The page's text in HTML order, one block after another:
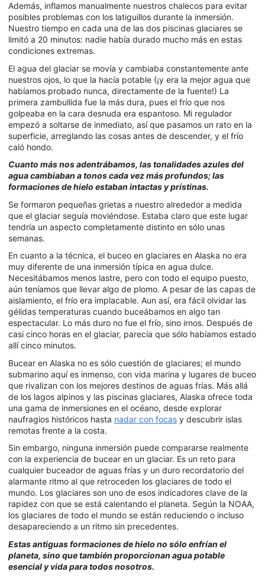
Además, inflamos manualmente nuestros chalecos para evitar
posibles problemas con los latiguillos durante la inmersión.
Nuestro tiempo en cada una de las dos piscinas glaciares se
limitó a 20 minutos: nadie había durado mucho más en estas
condiciones extremas.
El agua del glaciar se movía y cambiaba constantemente ante
nuestros ojos, lo que la hacía potable (¡y era la mejor agua que
habíamos probado nunca, directamente de la fuente!) La
primera zambullida fue la más dura, pues el frío que nos
golpeaba en la cara desnuda era espantoso. Mi regulador
empezó a soltarse de inmediato, así que pasamos un rato en la
superficie, arreglando las cosas antes de descender, y el frío
caló hondo.
Cuanto más nos adentrábamos, las tonalidades azules del
agua cambiaban a tonos cada vez más profundos; las
formaciones de hielo estaban intactas y prístinas.
Se formaron pequeñas grietas a nuestro alrededor a medida
que el glaciar seguía moviéndose. Estaba claro que este lugar
tendría un aspecto completamente distinto en sólo unas
semanas.
En cuanto a la técnica, el buceo en glaciares en Alaska no era
muy diferente de una inmersión típica en agua dulce.
Necesitábamos menos lastre, pero con todo el equipo puesto,
aún teníamos que llevar algo de plomo. A pesar de las capas de
aislamiento, el frío era implacable. Aun así, era fácil olvidar las
gélidas temperaturas cuando buceábamos en algo tan
espectacular. Lo más duro no fue el frío, sino irnos. Después de
casi cinco horas en el glaciar, parecía que sólo habíamos estado
allí cinco minutos.
Bucear en Alaska no es sólo cuestión de glaciares; el mundo
submarino aquí es inmenso, con vida marina y lugares de buceo
que rivalizan con los mejores destinos de aguas frías. Más allá
de los lagos alpinos y las piscinas glaciares, Alaska ofrece toda
una gama de inmersiones en el océano, desde explorar
naufragios históricos hasta nadar con focas y descubrir islas
remotas frente a la costa.
Sin embargo, ninguna inmersión puede compararse realmente
con la experiencia de bucear en un glaciar. Es un reto para
cualquier buceador de aguas frías y un duro recordatorio del
alarmante ritmo al que retroceden los glaciares de todo el
mundo. Los glaciares son uno de esos indicadores clave de la
rapidez con que se está calentando el planeta. Según la NOAA,
los glaciares de todo el mundo se están reduciendo o incluso
desapareciendo a un ritmo sin precedentes.
Estasantiguas formaciones de hielo no sólo enfrían el
planeta, sino que también proporcionan agua potable
esencial y vida para todos nosotros.